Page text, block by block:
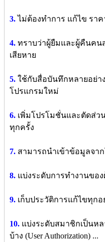
3.ไม่ต้องทำการ แก้ไข รา
4. ทราบว่าผู้ยืมและผู้คืนคน
เสียหาย
5. ใช้กับสื่อบันทึกหลายอย่า
โปรแกรมใหม่
6. เพิ่มโปรโมชั่นและตัดส่ว
ทุกครั้ง
7. สามารถนำเข้าข้อมูลจา
8. แบ่งระดับการทำงานขอ
9. เก็บประวัติการแก้ไขทุก
10. แบ่งระดับสมาชิกเป็นห
บ้าง (User Authorization) ...